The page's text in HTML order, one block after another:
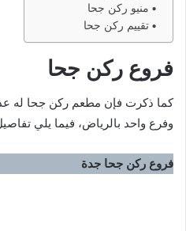
منيو ركن جحا
تقييم ركن جحا
فروع ركن جحا
كما ذكرت فإن مطعم ركن جحا له
وفرع واحد بالرياض، فيما يلي
فروع ركن جحا جدة